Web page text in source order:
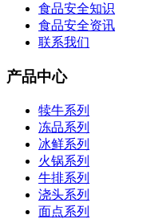
食品安全知识
食品安全资讯
联系我们
产品中心
犊牛系列
冻品系列
冰鲜系列
火锅系列
牛排系列
浇头系列
面点系列